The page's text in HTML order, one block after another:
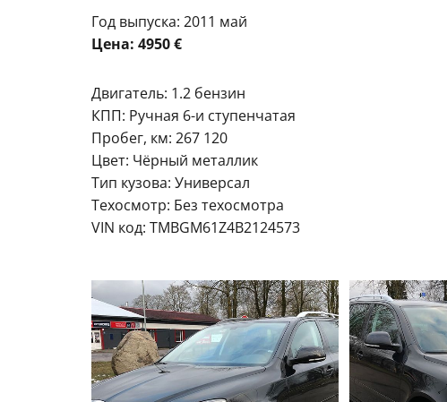
Год выпуска: 2011 май
Цена: 4950 €
Двигатель: 1.2 бензин
КПП: Ручная 6-и ступенчатая
Пробег, км: 267 120
Цвет: Чёрный металлик
Тип кузова: Универсал
Техосмотр: Без техосмотра
VIN код: TMBGM61Z4B2124573